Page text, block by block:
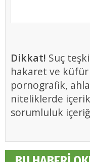
Dikkat! Suç
hakaret ve küfür
pornografik,
niteliklerde
sorumluluk